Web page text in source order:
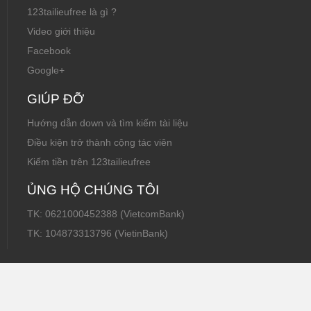
123tailieufree là gì ?
Video giới thiệu
Facebook
Google+
GIÚP ĐỠ
Hướng dẫn down và tìm kiếm tài liệu
Điều kiện trở thành cộng tác viên
Kiếm tiền trên 123tailieufree
ỦNG HỘ CHÚNG TÔI
TK: 0621000452388 (VietcomBank)
TK: 104873313796 (VietinBank)